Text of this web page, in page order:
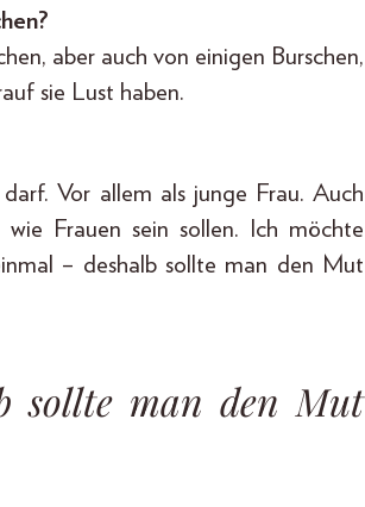
aber auch von einigen Burschen,
sie Lust haben.
Vor allem als junge Frau. Auch
Frauen sein sollen. Ich möchte
– deshalb sollte man den Mut
sollte man den Mut